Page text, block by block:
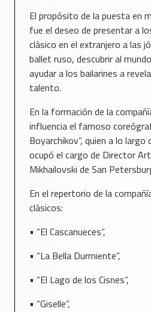
El propósito de la puesta en
fue el deseo de presentar a
clásico en el extranjero a las
ballet ruso, descubrir al
ayudar a los bailarines a
talento.
En la formación de la
influencia el famoso
Boyarchikov”, quien a lo largo
ocupó el cargo de Director
Mikhailovski de San
En el repertorio de la
clásicos:
• “El Cascanueces”,
• “La Bella Durmiente”,
• “El Lago de los Cisnes”,
• “Giselle”,